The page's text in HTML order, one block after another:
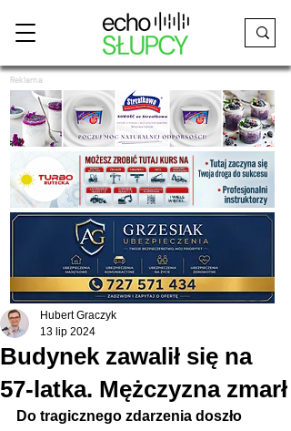
Reklama
Budynek zawalił się na
57-latka. Mężczyzna zmarł
Hubert Graczyk
13 lip 2024
Do tragicznego zdarzenia doszło